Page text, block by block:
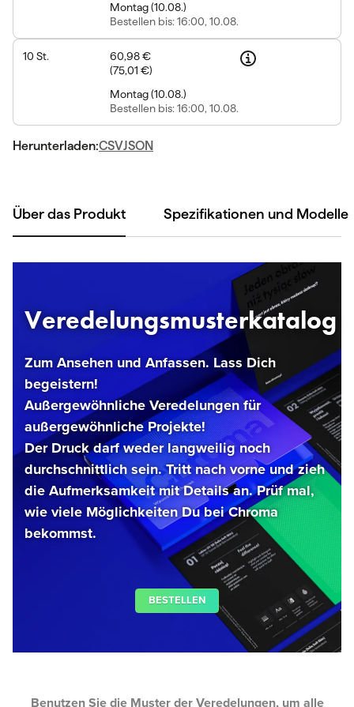
Montag(10.08.)
Bestellen bis: 16:00, 10.08.
10 St.
60,98 €
(75,01 €)
Montag(10.08.)
Bestellen bis: 16:00, 10.08.
Herunterladen:CSVJSON
Über das Produkt Spezifikationen und Modelle
Veredelungsmusterkatalog
Zum Ansehen und Anfassen. Lass Dich
begeistern!
Außergewöhnliche Veredelungen für
außergewöhnliche Projekte!
Der Druck darf weder langweilig noch
durchschnittlich sein. Tritt nach vorne und zieh
die Aufmerksamkeit mit Details an. Prüf mal,
wie viele Möglichkeiten Du bei Chroma
bekommst.
BESTELLEN
Benutzen Sie die Muster der Veredelungen, um alle